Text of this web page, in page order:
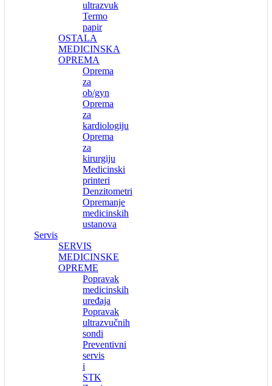
ultrazvuk
Termo
papir
OSTALA
MEDICINSKA
OPREMA
Oprema
za
ob/gyn
Oprema
za
kardiologiju
Oprema
za
kirurgiju
Medicinski
printeri
Denzitometri
Opremanje
medicinskih
ustanova
Servis
SERVIS
MEDICINSKE
OPREME
Popravak
medicinskih
uređaja
Popravak
ultrazvučnih
sondi
Preventivni
servis
i
STK